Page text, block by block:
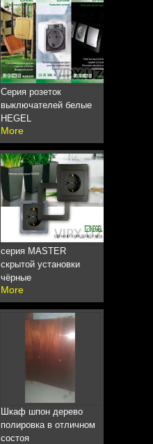
Серия розеток
выключателей белые
HEGEL
More
серия MASTER
скрытой установки
чёрные
More
Шкаф шпон дерево
полировка в отличном
состоя